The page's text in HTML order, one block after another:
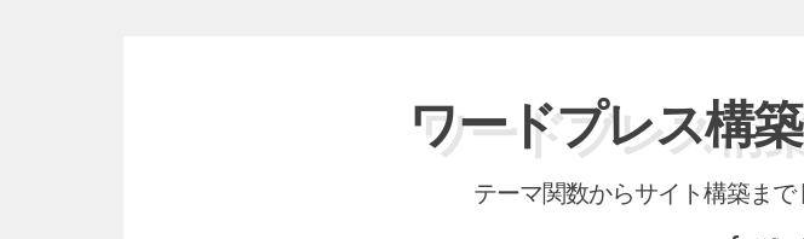
ワードプレス構
テーマ関数からサイト構築ま